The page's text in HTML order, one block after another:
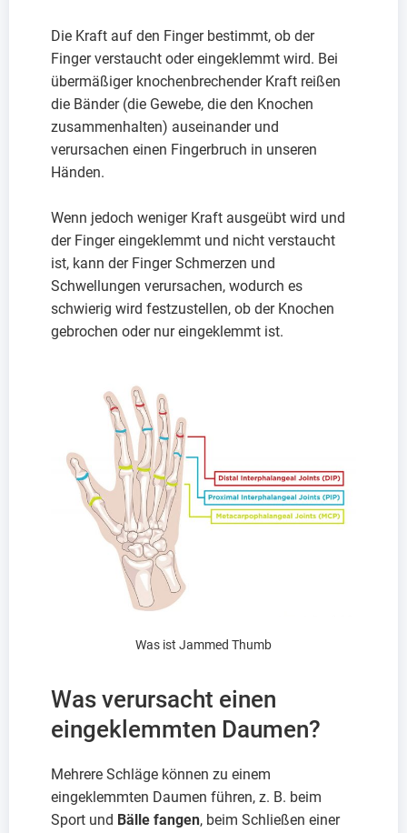
Die Kraft auf den Finger bestimmt, ob der
Finger verstaucht oder eingeklemmt wird. Bei
übermäßiger knochenbrechender Kraft reißen
die Bänder (die Gewebe, die den Knochen
zusammenhalten) auseinander und
verursachen einen Fingerbruch in unseren
Händen.
Wenn jedoch weniger Kraft ausgeübt wird und
der Finger eingeklemmt und nicht verstaucht
ist, kann der Finger Schmerzen und
Schwellungen verursachen, wodurch es
schwierig wird festzustellen, ob der Knochen
gebrochen oder nur eingeklemmt ist.
Was ist Jammed Thumb
Was verursacht einen
eingeklemmten Daumen?
Mehrere Schläge können zu einem
eingeklemmten Daumen führen, z. B. beim
Sport und Bälle fangen, beim Schließen einer